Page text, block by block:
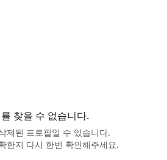
찾을 수 없습니다.
제된 프로필일 수 있습니다.
한지 다시 한번 확인해주세요.